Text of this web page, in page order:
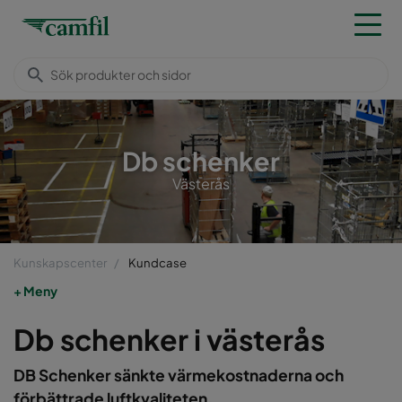
Db schenker
Västerås
Kunskapscenter Kundcase
Meny
Db schenker i västerås
DB Schenker sänkte värmekostnaderna och
förbättrade luftkvaliteten.